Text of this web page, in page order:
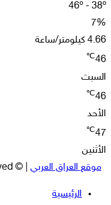
46º - 38º
7%
4.66 كيلومتر/ساعة
46
℃
السبت
46
℃
الأحد
47
℃
الأثنين
موقع العراق العربي | © Copyright 2026, All Rights Reserved
الرئيسية